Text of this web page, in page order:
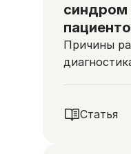
синдром
Причины
Статья